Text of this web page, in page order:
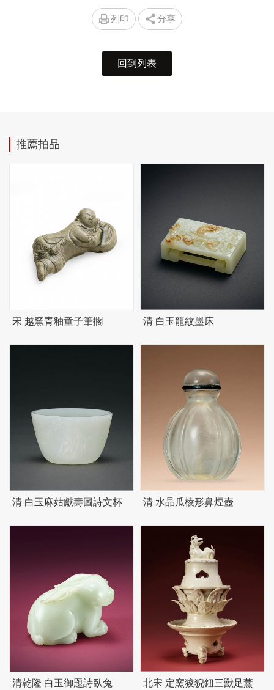
列印 分享
回到列表
推薦拍品
宋 越窯青釉童子筆擱 清 白玉龍紋墨床
清 白玉麻姑獻壽圖詩文杯 清 水晶瓜棱形鼻煙壺
清乾隆 白玉御題詩臥兔
北宋 定窯狻猊鈕三獸足薰